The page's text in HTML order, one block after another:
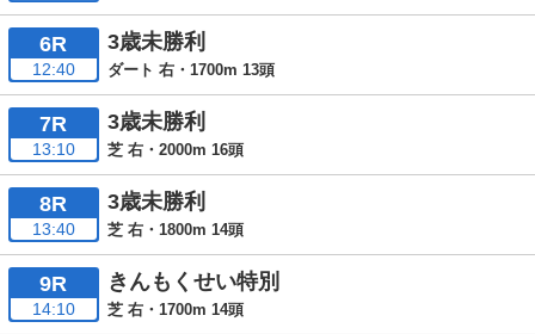
6R
12:40
3歳未勝利
ダート 右・1700m 13頭
7R
13:10
3歳未勝利
芝 右・2000m 16頭
8R
13:40
3歳未勝利
芝 右・1800m 14頭
9R
14:10
きんもくせい特別
芝 右・1700m 14頭